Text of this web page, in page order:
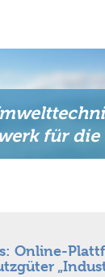
für die
Online-